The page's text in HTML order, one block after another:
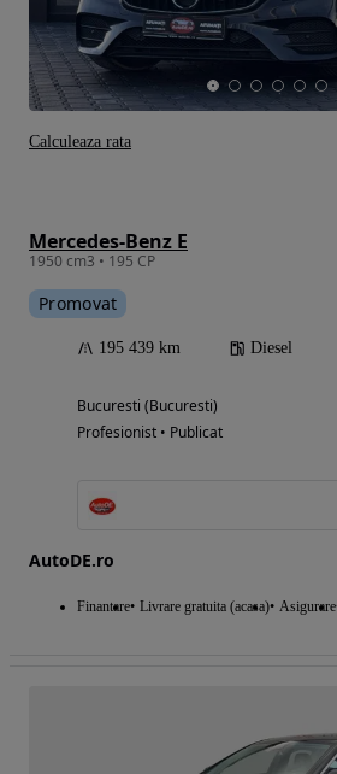
Mercedes-Benz E
1950 cm3 • 195 CP
Promovat
195 439 km Diesel
Bucuresti (Bucuresti)
Profesionist • Publicat
AutoDE.ro
Finantare Livrare gratuita (acasa) Asigurare
Calculeaza rata